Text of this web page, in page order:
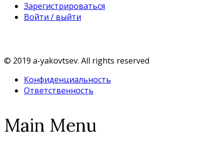
Зарегистрироваться
Войти / выйти
© 2019 a-yakovtsev. All rights reserved
Конфиденциальность
Ответственность
Main Menu